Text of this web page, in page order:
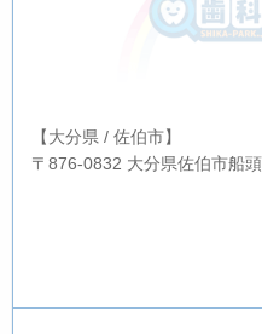
【大分県 / 佐伯市】
〒876-0832 大分県佐伯市船